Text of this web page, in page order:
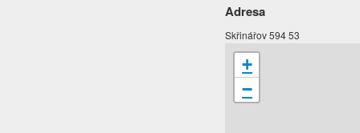
Adresa
Skřinářov 594 53
+
−